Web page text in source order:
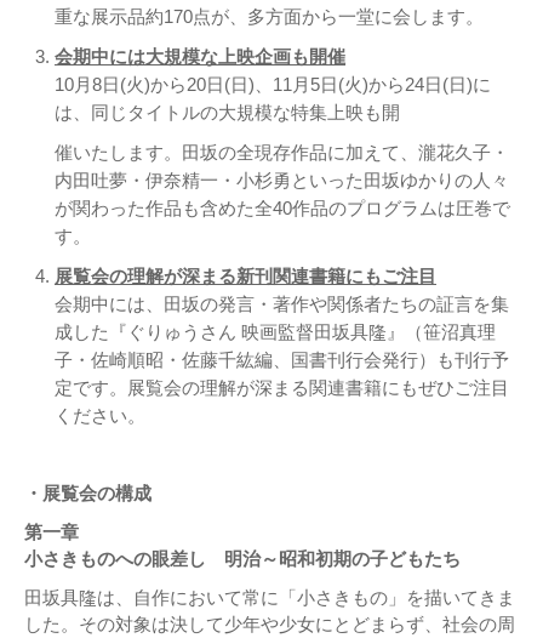
重な展示品約170点が、多方面から一堂に会します。
会期中には大規模な上映企画も開催
10月8日(火)から20日(日)、11月5日(火)から24日(日)に
は、同じタイトルの大規模な特集上映も開
催いたします。田坂の全現存作品に加えて、瀧花久子・
内田吐夢・伊奈精一・小杉勇といった田坂ゆかりの人々
が関わった作品も含めた全40作品のプログラムは圧巻で
す。
展覧会の理解が深まる新刊関連書籍にもご注目
会期中には、田坂の発言・著作や関係者たちの証言を集
成した『ぐりゅうさん 映画監督田坂具隆』（笹沼真理
子・佐崎順昭・佐藤千紘編、国書刊行会発行）も刊行予
定です。展覧会の理解が深まる関連書籍にもぜひご注目
ください。
・展覧会の構成
第一章
小さきものへの眼差し 明治～昭和初期の子どもたち
田坂具隆は、自作において常に「小さきもの」を描いてきま
した。その対象は決して少年や少女にとどまらず、社会の周